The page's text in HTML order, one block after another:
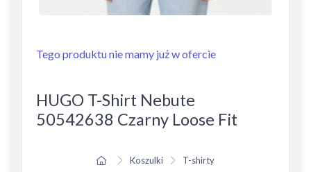
Tego produktu nie mamy już w ofercie
HUGO T-Shirt Nebute
50542638 Czarny Loose Fit
Koszulki T-shirty